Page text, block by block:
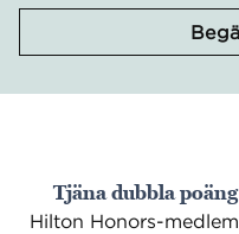
Tjäna dubbla
Hilton Honors-